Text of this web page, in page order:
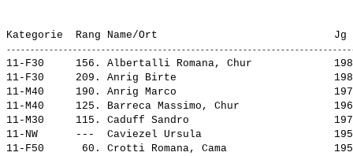
11-F30     156. Albertalli Romana, Chur
11-F30     209. Anrig Birte
11-M40     190. Anrig Marco
11-M40     125. Barreca Massimo, Chur
11-M30     115. Caduff Sandro
11-NW      --- Caviezel Ursula
11-F50      60. Crotti Romana, Cama